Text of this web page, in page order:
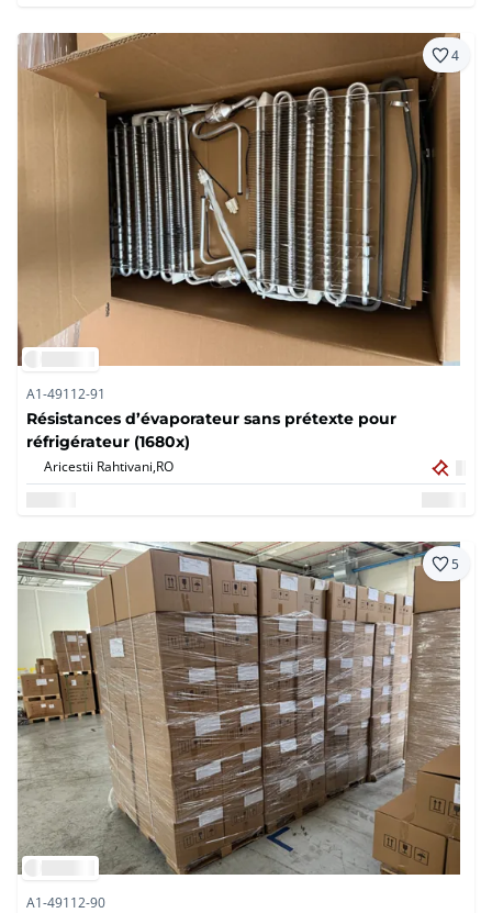
4
A1-49112-91
Résistances d’évaporateur sans prétexte pour
réfrigérateur (1680x)
Aricestii Rahtivani,RO
5
A1-49112-90